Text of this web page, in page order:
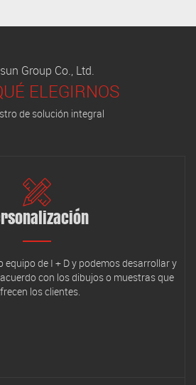
Group Co., Ltd.
ELEGIRNOS
de solución integral
de I + D y podemos desarrollar y
con los dibujos o muestras que
los clientes.